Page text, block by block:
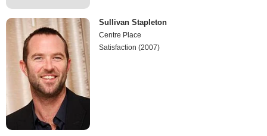
Sullivan Stapleton
Centre Place
Satisfaction (2007)